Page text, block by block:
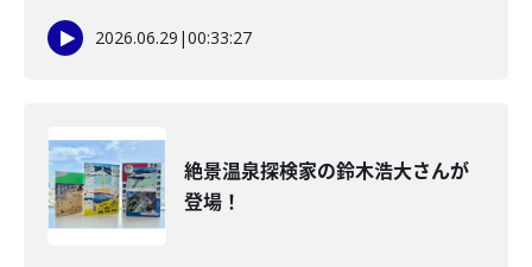
2026.06.29 |00:33:27
絶景温泉探検家の鈴木浩大さんが
登場！